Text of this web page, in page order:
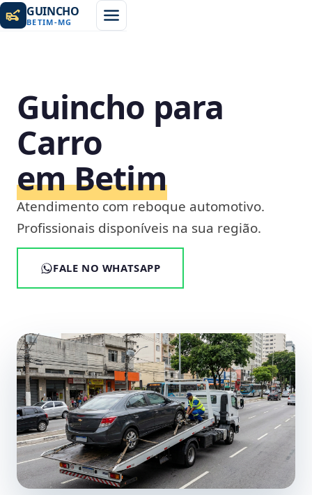
GUINCHO
BETIM-MG
Guincho para
Carro
em Betim
Atendimento com reboque automotivo.
Profissionais disponíveis na sua região.
FALE NO WHATSAPP